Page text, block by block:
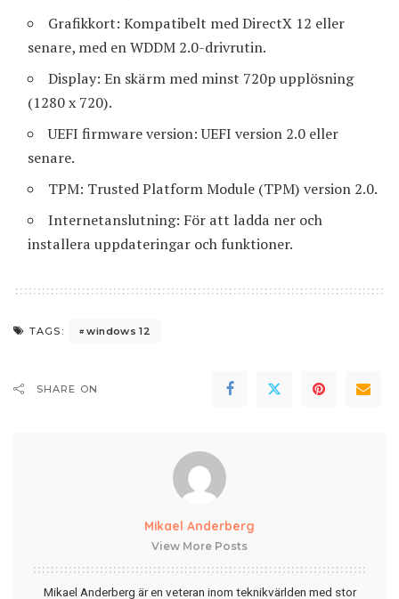
Grafikkort: Kompatibelt med DirectX 12 eller
senare, med en WDDM 2.0-drivrutin.
Display: En skärm med minst 720p upplösning
(1280 x 720).
UEFI firmware version: UEFI version 2.0 eller
senare.
TPM: Trusted Platform Module (TPM) version 2.0.
Internetanslutning: För att ladda ner och
installera uppdateringar och funktioner.
TAGS: windows 12
SHARE ON
Mikael Anderberg
View More Posts
Mikael Anderberg är en veteran inom teknikvärlden med stor